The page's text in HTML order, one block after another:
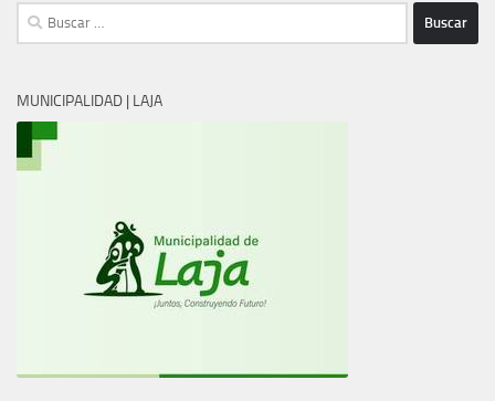
Buscar:
MUNICIPALIDAD | LAJA